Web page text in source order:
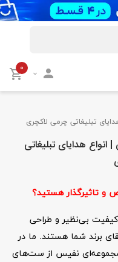
۰
تبلیغاتی چرمی لاکچری
هدایای تبلیغاتی
و تاثیرگذار هستید؟
کیفیت بی‌نظیر و طراحی
برند شما هستند. ما در
مجموعه‌ای نفیس از ست‌های